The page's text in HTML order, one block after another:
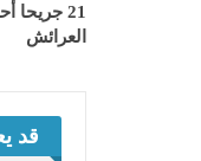
21
العرائش
قد